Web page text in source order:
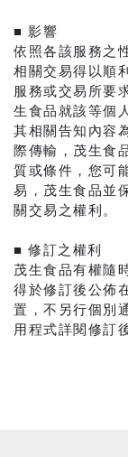
■ 影響
依照各該服務之
相關交易得以順
服務或交易所要
生食品就該等個
其相關告知內容
際傳輸，茂生食
質或條件，您可
易，茂生食品並
關交易之權利。
■ 修訂之權利
茂生食品有權隨
得於修訂後公佈
置，不另行個別
用程式詳閱修訂